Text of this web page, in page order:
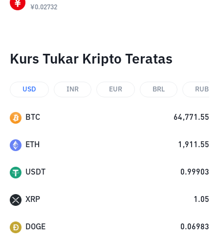
¥0.02732
Kurs Tukar Kripto Teratas
USD INR EUR BRL RUB
BTC 64,771.55
ETH 1,911.55
USDT 0.99903
XRP 1.05
DOGE 0.06983